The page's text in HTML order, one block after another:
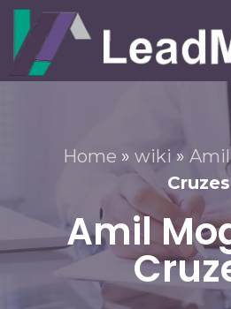
Home » wiki » Amil
Cruzes
Amil